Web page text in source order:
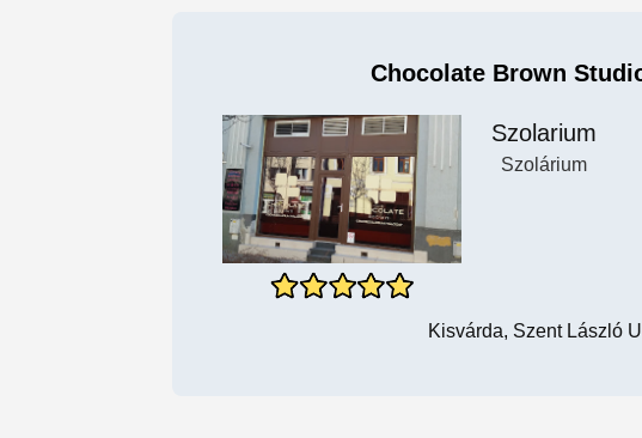
Chocolate Brown
Szolarium
Szolárium
Kisvárda, Szent László